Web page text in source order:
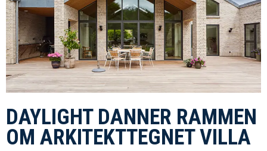
DAYLIGHT DANNER RAMMEN
OM ARKITEKTTEGNET VILLA